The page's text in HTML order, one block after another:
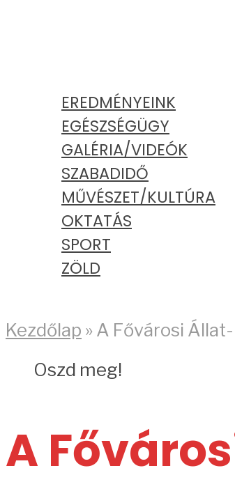
EREDMÉNYEINK
EGÉSZSÉGÜGY
GALÉRIA/VIDEÓK
SZABADIDŐ
MŰVÉSZET/KULTÚRA
OKTATÁS
SPORT
ZÖLD
Kezdőlap » A Fővárosi
Oszd meg!
A